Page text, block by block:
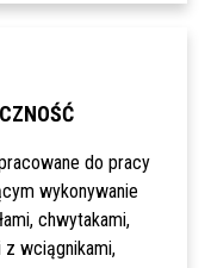
do pracy
wykonywanie
chwytakami,
z wciągnikami,